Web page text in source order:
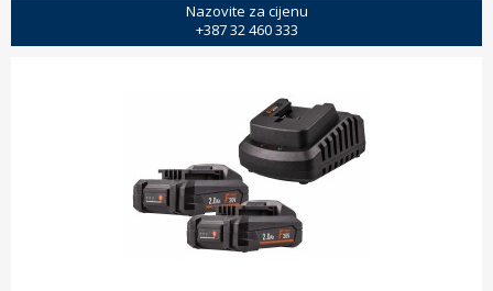
Nazovite za cijenu
+387 32 460 333